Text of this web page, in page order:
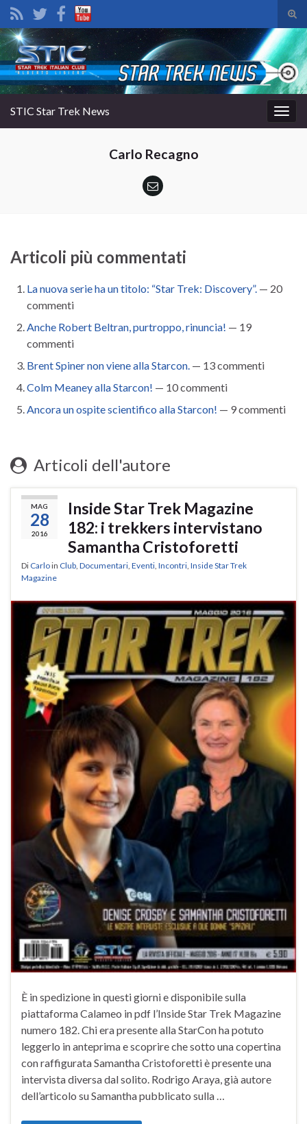
il
di
Search for:
la
STIC Star Trek News
Carlo Recagno
Articoli più commentati
La nuova serie ha un titolo: “Star Trek: Discovery”. — 20
commenti
Anche Robert Beltran, purtroppo, rinuncia! — 19
commenti
Brent Spiner non viene alla Starcon. — 13 commenti
Colm Meaney alla Starcon! — 10 commenti
Ancora un ospite scientifico alla Starcon! — 9 commenti
Articoli dell'autore
MAG
28
2016
Inside Star Trek Magazine
182: i trekkers intervistano
Samantha Cristoforetti
Di Carloin Club Documentari Eventi Incontri Inside Star Trek
Magazine
È in spedizione in questi giorni e disponibile sulla
piattaforma Calameo in pdf l’Inside Star Trek Magazine
numero 182. Chi era presente alla StarCon ha potuto
leggerlo in anteprima e scoprire che sotto una copertina
con raffigurata Samantha Cristoforetti è presente una
intervista diversa dal solito. Rodrigo Araya, già autore
dell’articolo su Samantha pubblicato sulla …